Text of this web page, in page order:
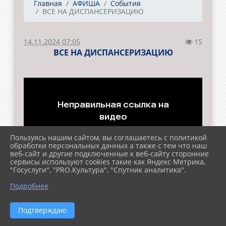
Главная АФИША
События
ВСЕ НА ДИСПАНСЕРИЗАЦИЮ
14.11.2024 07:05 15
ВСЕ НА ДИСПАНСЕРИЗАЦИЮ
Пользуясь нашим сайтом, вы соглашаетесь с политикой
обработки персональных данных а также с тем что наш
веб-сайт и другие подключенные к веб-сайту сторонние
сервисы используют cookies такие как Яндекс Метрика,
"Госуслуги", "PRO.Культура", "Спутник аналитика".
Подробнее
Подтверждаю